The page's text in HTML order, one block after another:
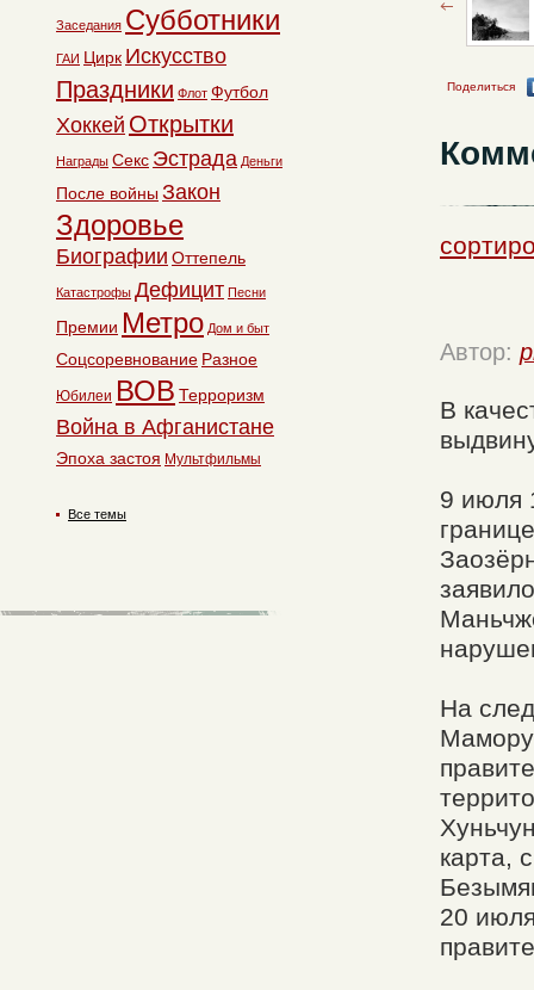
Поделиться
Автор:
В
9 июля
На
Мамору
карта,
20
Заседания Субботники
ГАИ Цирк Искусство
Праздники Флот Футбол
Хоккей Открытки
Награды Секс Эстрада Деньги
После войны Закон
Здоровье
Биографии Оттепель
Катастрофы Дефицит Песни
Премии Метро Дом и быт
Соцсоревнование Разное
Юбилеи ВОВ Терроризм
Война в Афганистане
Эпоха застоя Мультфильмы
Все темы